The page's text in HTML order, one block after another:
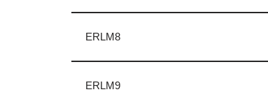
ERLM8
ERLM9